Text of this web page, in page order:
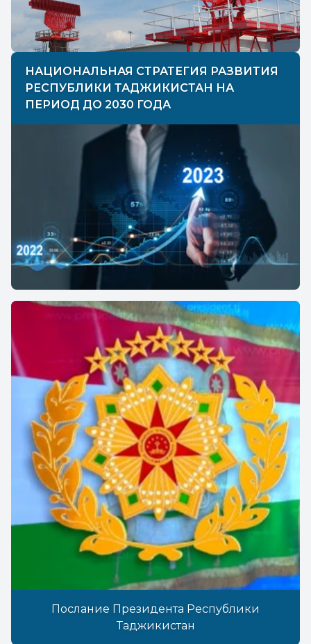
Послание Президента Республики
Таджикистан
НАЦИОНАЛЬНАЯ СТРАТЕГИЯ РАЗВИТИЯ
РЕСПУБЛИКИ ТАДЖИКИСТАН НА
ПЕРИОД ДО 2030 ГОДА